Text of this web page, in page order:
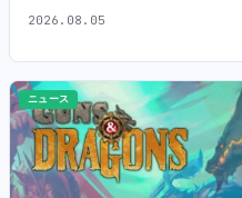
2026.08.05
ニュース